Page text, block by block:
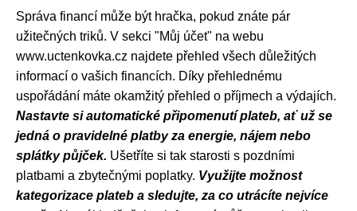
Správa financí může být hračka, pokud znáte pár
užitečných triků. V sekci "Můj účet" na webu
www.uctenkovka.cz najdete přehled všech důležitých
informací o vašich financích. Díky přehlednému
uspořádání máte okamžitý přehled o příjmech a výdajích.
Nastavte si automatické připomenutí plateb, ať už se
jedná o pravidelné platby za energie, nájem nebo
splátky půjček. Ušetříte si tak starosti s pozdními
platbami a zbytečnými poplatky. Využijte možnost
kategorizace plateb a sledujte, za co utrácíte nejvíce